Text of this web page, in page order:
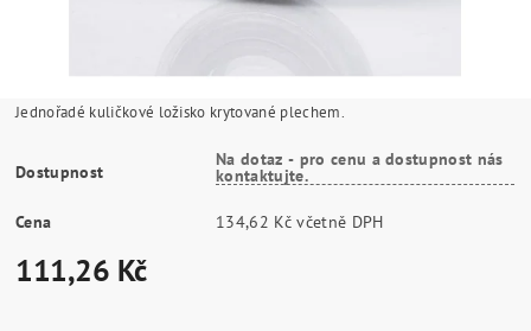
Jednořadé kuličkové ložisko krytované plechem.
Dostupnost
Na dotaz - pro cenu a dostupnost nás
kontaktujte.
Cena 134,62 Kč včetně DPH
111,26 Kč